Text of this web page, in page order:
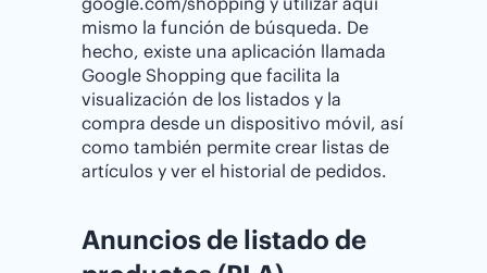
mismo la función de búsqueda. De
hecho, existe una aplicación llamada
Google Shopping que facilita la
visualización de los listados y la
compra desde un dispositivo móvil, así
como también permite crear listas de
artículos y ver el historial de pedidos.
Anuncios de listado de